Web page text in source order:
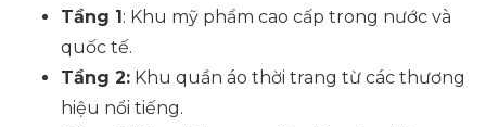
Tầng 1: Khu mỹ phẩm cao cấp trong nước và
quốc tế.
Tầng 2: Khu quần áo thời trang từ các thương
hiệu nổi tiếng.